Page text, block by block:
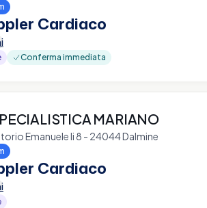
Cardiaco
Conferma immediata
MARIANO
Emanuele Ii 8 - 24044 Dalmine
Cardiaco